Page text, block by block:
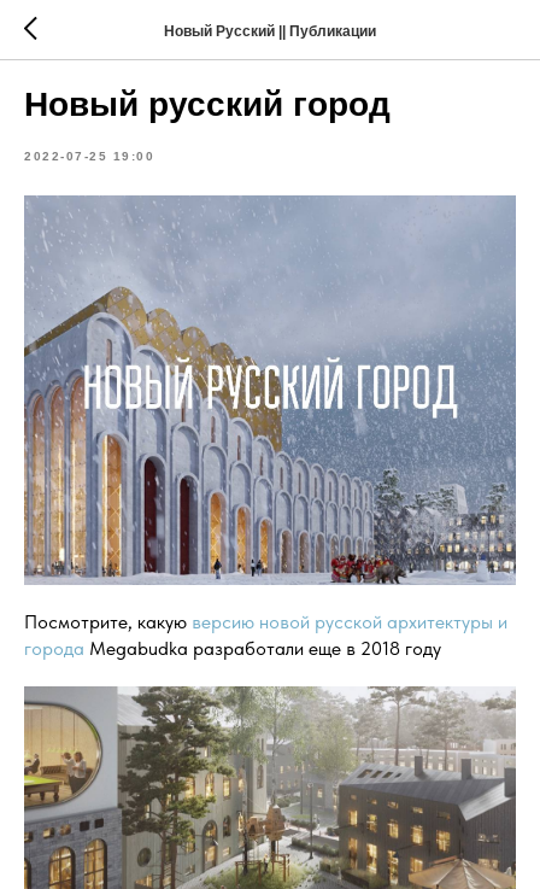
Новый Русский || Публикации
Новый русский город
2022-07-25 19:00
Посмотрите, какую версию новой русской архитектуры и
города Megabudka разработали еще в 2018 году